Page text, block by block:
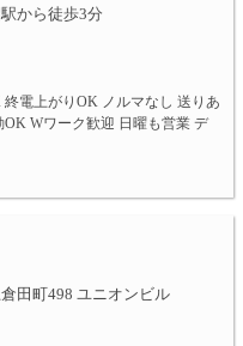
から徒歩3分
電上がりOK ノルマなし 送りあ
Wワーク歓迎 日曜も営業 デ
田町498 ユニオンビル